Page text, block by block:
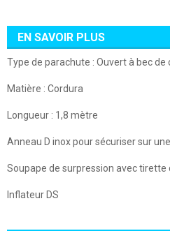
EN SAVOIR PLUS
Type de parachute : Ouvert à bec de
Matière : Cordura
Longueur : 1,8 mètre
Anneau D inox pour sécuriser sur
Soupape de surpression avec tirette
Inflateur DS